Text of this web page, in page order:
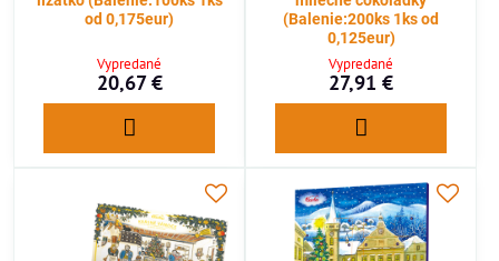
od 0,175eur)
Vypredané
20,67 €
(Balenie:200ks 1ks od
0,125eur)
Vypredané
27,91 €